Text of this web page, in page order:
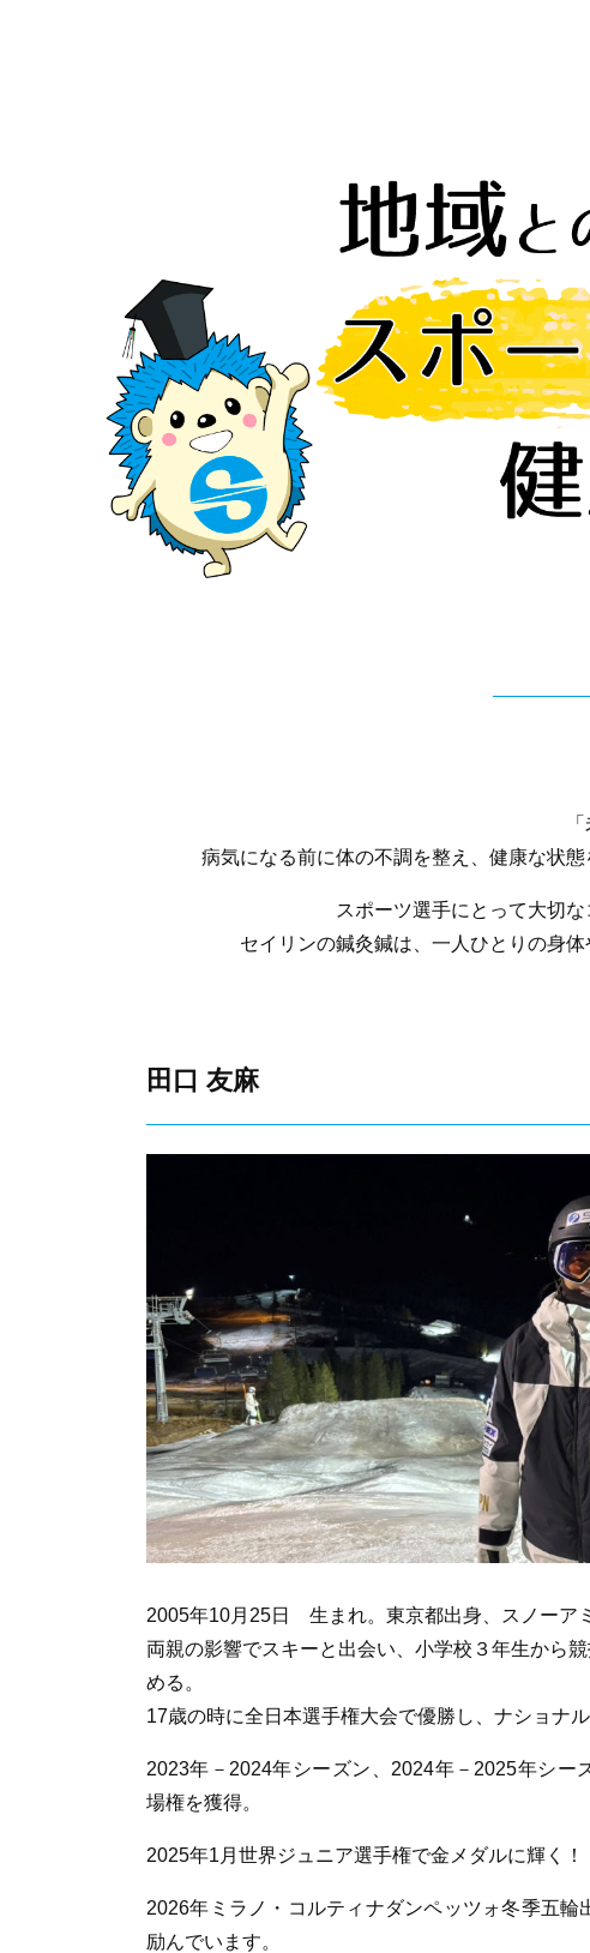
病気になる前に体の不調を整え、健康な状
スポーツ選手にとって大切
セイリンの鍼灸鍼は、一人ひとりの身
田口 友麻
2005年10月25日 生まれ。東京都出身、スノーア
両親の影響でスキーと出会い、小学校３年生から
める。
17歳の時に全日本選手権大会で優勝し、ナショナ
2023年－2024年シーズン、2024年－2025年シー
場権を獲得。
2025年1月世界ジュニア選手権で金メダルに輝く！
2026年ミラノ・コルティナダンペッツォ冬季五輪
励んでいます。